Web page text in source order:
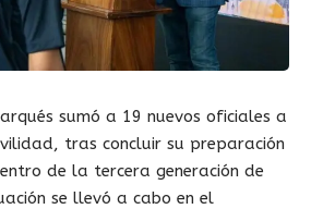
sumó a 19 nuevos oficiales a
tras concluir su preparación
de la tercera generación de
se llevó a cabo en el